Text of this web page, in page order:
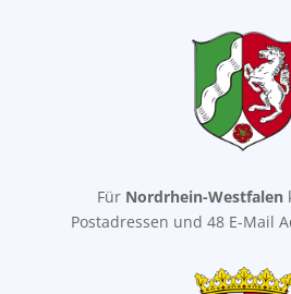
Für Nordrhein-Westfalen
Postadressen und 48 E-Mail